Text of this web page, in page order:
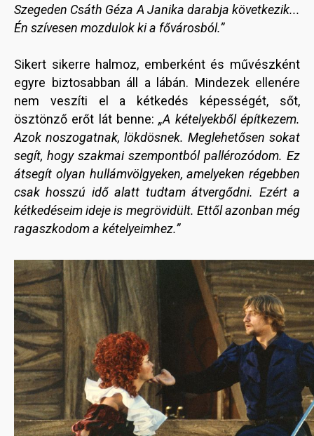
Szegeden Csáth Géza A Janika darabja következik...
Én szívesen mozdulok ki a fővárosból.”
Sikert sikerre halmoz, emberként és művészként
egyre biztosabban áll a lábán. Mindezek ellenére
nem veszíti el a kétkedés képességét, sőt,
ösztönző erőt lát benne:„A kételyekből építkezem.
Azok noszogatnak, lökdösnek. Meglehetősen sokat
segít, hogy szakmai szempontból pallérozódom. Ez
átsegít olyan hullámvölgyeken, amelyeken régebben
csak hosszú idő alatt tudtam átvergődni. Ezért a
kétkedéseim ideje is megrövidült. Ettől azonban még
ragaszkodom a kételyeimhez.”